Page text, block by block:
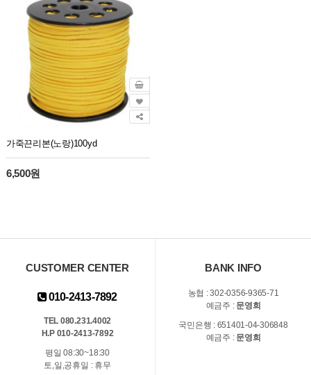
가죽끈리본(노랑)100yd
6,500원
CUSTOMER CENTER
010-2413-7892
TEL 080.231.4002
H.P 010-2413-7892
평일 08:30~18:30
토,일,공휴일 : 휴무
BANK INFO
농협 : 302-0356-9365-71
예금주 : 문영희
국민은행 : 651401-04-306848
예금주 : 문영희